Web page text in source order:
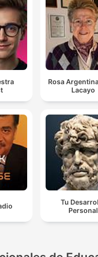
Rosa
Lacayo
Tu
Personal